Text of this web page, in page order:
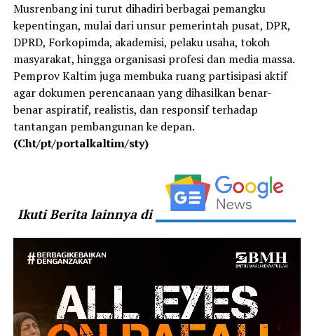
Musrenbang ini turut dihadiri berbagai pemangku
kepentingan, mulai dari unsur pemerintah pusat, DPR,
DPRD, Forkopimda, akademisi, pelaku usaha, tokoh
masyarakat, hingga organisasi profesi dan media massa.
Pemprov Kaltim juga membuka ruang partisipasi aktif
agar dokumen perencanaan yang dihasilkan benar-
benar aspiratif, realistis, dan responsif terhadap
tantangan pembangunan ke depan.
(Cht/pt/portalkaltim/sty)
Ikuti Berita lainnya di